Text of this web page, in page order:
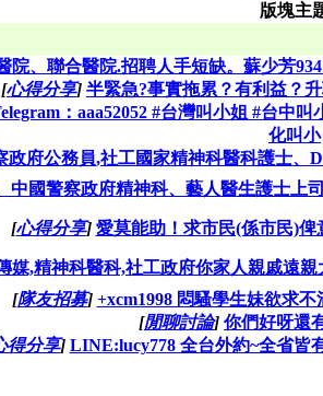
版塊主
院、聯合醫院.招聘人手短缺。蘇少芳
[心得分享] 半緊急?事實拖累？有利益？
：aaa52052 #台灣叫小姐 #台中
化叫小
政府公務員,社工國家精神科醫科護士、
中國警察政府精神科、藝人醫生護士上
[心得分享] 愛莫能助！求市民(係市民)
媒,精神科醫科,社工政府你家人親戚遠
[隊友招募] +xcm1998 悶騷學生妹欲求
[閒聊討論] 你們好呀還
得分享] LINE:lucy778 全台外約~全省皆